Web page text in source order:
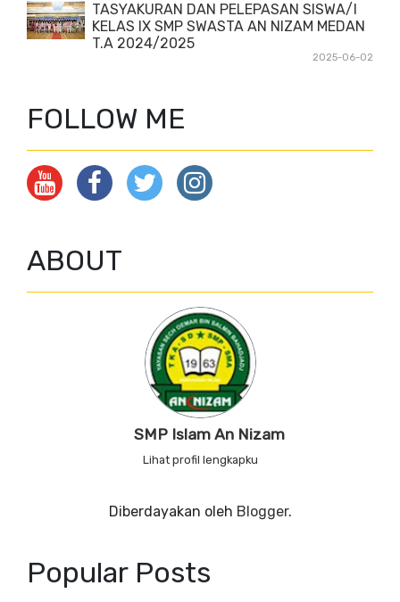
TASYAKURAN DAN PELEPASAN SISWA/I
KELAS IX SMP SWASTA AN NIZAM MEDAN
T.A 2024/2025
2025-06-02
FOLLOW ME
ABOUT
SMP Islam An Nizam
Lihat profil lengkapku
Diberdayakan oleh Blogger.
Popular Posts